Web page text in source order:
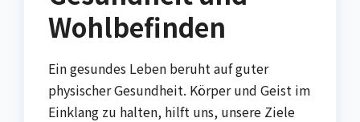
Wohlbefinden
Ein gesundes Leben beruht auf guter
physischer Gesundheit. Körper und Geist im
Einklang zu halten, hilft uns, unsere Ziele